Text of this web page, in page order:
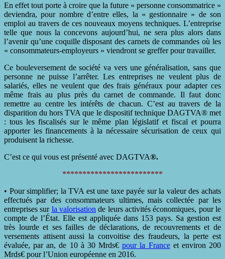
En effet tout porte à croire que la future « personne consommatrice »
deviendra, pour nombre d’entre elles, la « gestionnaire » de son
emploi au travers de ces nouveaux moyens techniques. L’entreprise
telle que nous la concevons aujourd’hui, ne sera plus alors dans
l’avenir qu’une coquille disposant des carnets de commandes où les
« consommateurs-employeurs » viendront se greffer pour travailler.
Ce bouleversement de société va vers une généralisation, sans que
personne ne puisse l’arrêter. Les entreprises ne veulent plus de
salariés, elles ne veulent que des frais généraux pour adapter ces
même frais au plus près du carnet de commande. Il faut donc
remettre au centre les intérêts de chacun. C’est au travers de la
disparition du hors TVA que le dispositif technique DAGTVA® met
: tous les fiscalisés sur le même plan législatif et fiscal et pourra
apporter les financements à la nécessaire sécurisation de ceux qui
produisent la richesse.
C’est ce qui vous est présenté avec DAGTVA®.
*************************
• Pour simplifier; la TVA est une taxe payée sur la valeur des achats
effectués par des consommateurs ultimes, mais collectée par les
entreprises sur la valorisation de leurs activités économiques, pour le
compte de l’État. Elle est appliquée dans 153 pays. Sa gestion est
très lourde et ses failles de déclarations, de recouvrements et de
versements attisent aussi la convoitise des fraudeurs, la perte est
évaluée, par an, de 10 à 30 Mrds€pour la Franceet environ 200
Mrds€ pour l’Union européenne en 2016.